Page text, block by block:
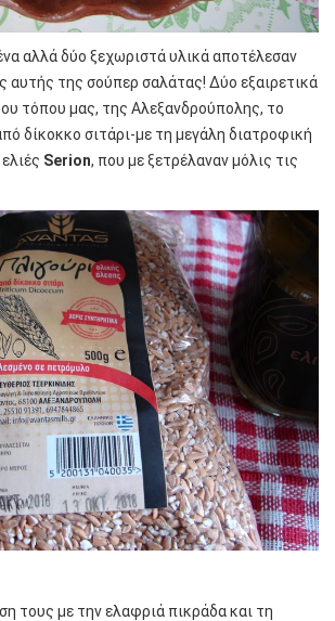
αλλά δύο ξεχωριστά υλικά αποτέλεσαν
αυτής της σούπερ σαλάτας! Δύο εξαιρετικά
τόπου μας, της Αλεξανδρούπολης, το
δίκοκκο σιτάρι-με τη μεγάλη διατροφική
Serion, που με ξετρέλαναν μόλις τις
τους με την ελαφριά πικράδα και τη